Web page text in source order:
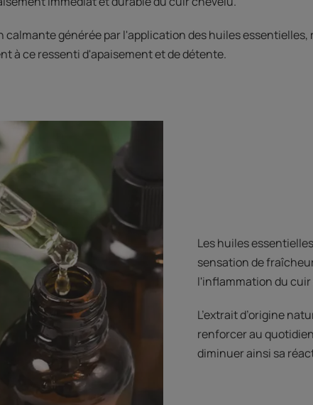
calmante générée par l'application des huiles essentielles,
à ce ressenti d'apaisement et de détente.
Les huiles
sensation de
l'inflammation du cuir
L’extrait d’origine
renforcer au
diminuer ainsi sa